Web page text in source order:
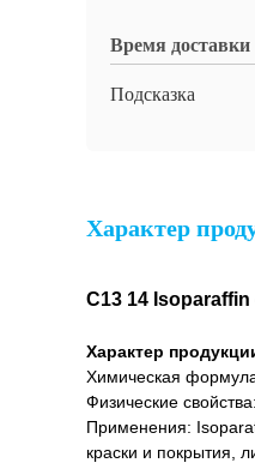
Время доставки
Подсказка
Характер
C13 14
Характер
Химическая
Физические
Применения:
краски и покрытия,